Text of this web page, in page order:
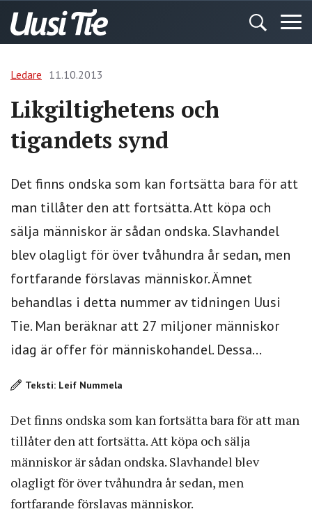
Ledare 11.10.2013
Likgiltighetens och
tigandets synd
Det finns ondska som kan fortsätta bara för att
man tillåter den att fortsätta. Att köpa och
sälja människor är sådan ondska. Slavhandel
blev olagligt för över tvåhundra år sedan, men
fortfarande förslavas människor. Ämnet
behandlas i detta nummer av tidningen Uusi
Tie. Man beräknar att 27 miljoner människor
idag är offer för människohandel. Dessa...
Teksti: Leif Nummela
Det finns ondska som kan fortsätta bara för att man
tillåter den att fortsätta. Att köpa och sälja
människor är sådan ondska. Slavhandel blev
olagligt för över tvåhundra år sedan, men
fortfarande förslavas människor.